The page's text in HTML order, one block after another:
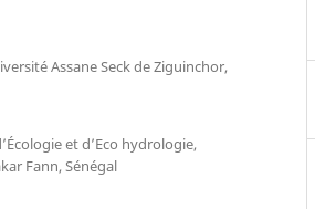
Assane Seck de Ziguinchor,
et d’Eco hydrologie,
Fann, Sénégal